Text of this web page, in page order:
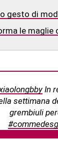
gesto di
le maglie
In
settimana
grembiuli